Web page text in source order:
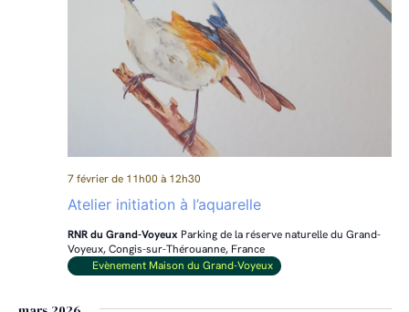
Atelier initiation à l’aquarelle
7 février de 11h00 à 12h30
RNR du Grand-Voyeux Parking de la réserve naturelle du Grand-
Voyeux, Congis-sur-Thérouanne, France
Evènement Maison du Grand-Voyeux